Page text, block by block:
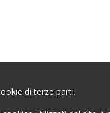
di terze parti.